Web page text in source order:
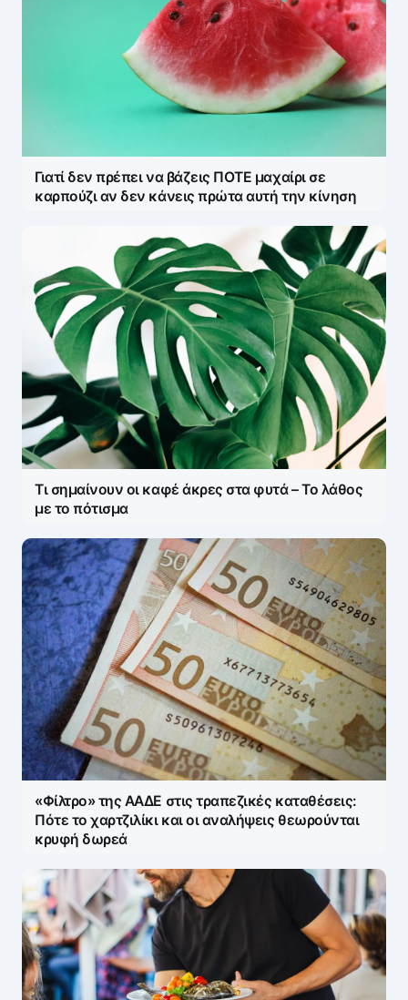
Γιατί δεν πρέπει να βάζεις ΠΟΤΕ μαχαίρι σε
καρπούζι αν δεν κάνεις πρώτα αυτή την κίνηση
Τι σημαίνουν οι καφέ άκρες στα φυτά – Το λάθος
με το πότισμα
«Φίλτρο» της ΑΑΔΕ στις τραπεζικές καταθέσεις:
Πότε το χαρτζιλίκι και οι αναλήψεις θεωρούνται
κρυφή δωρεά